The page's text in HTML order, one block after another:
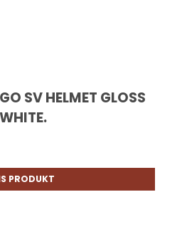
SV HELMET GLOSS
WHITE.
PRODUKT